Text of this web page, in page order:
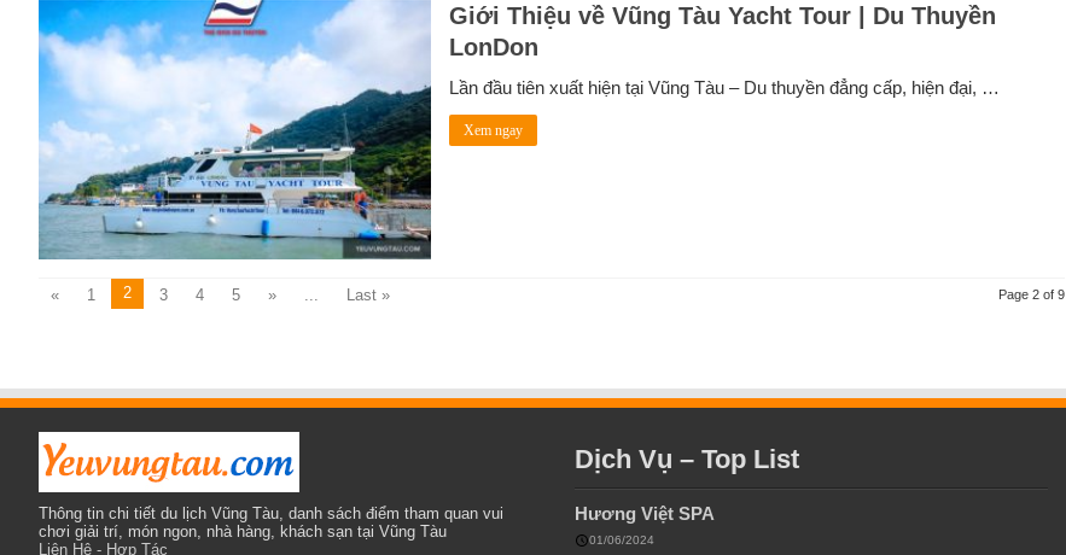
Giới Thiệu về Vũng Tàu Yacht Tour | Du Thuyền
LonDon
Lần đầu tiên xuất hiện tại Vũng Tàu – Du thuyền đẳng cấp, hiện đại, …
Xem ngay
Page 2 of 9
« 1 2 3 4 5 » Last »
Thông tin chi tiết du lịch Vũng Tàu, danh sách điểm tham quan vui
chơi giải trí, món ngon, nhà hàng, khách sạn tại Vũng Tàu
Liên Hệ - Hợp Tác
Dịch Vụ – Top List
Hương Việt SPA
01/06/2024